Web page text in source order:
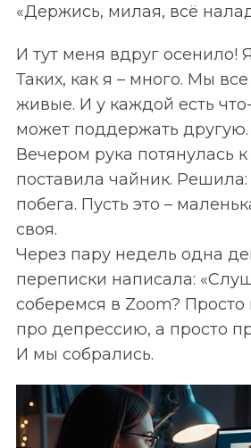
«Держись, милая, всё
И тут меня вдруг осенило!
Таких, как я – много. Мы
живые. И у каждой есть
может поддержать другую.
Вечером рука потянулась
поставила чайник.
побега. Пусть это –
своя.
Через пару недель одна
переписки написала:
соберемся в Zoom?
про депрессию, а просто
И мы собрались.